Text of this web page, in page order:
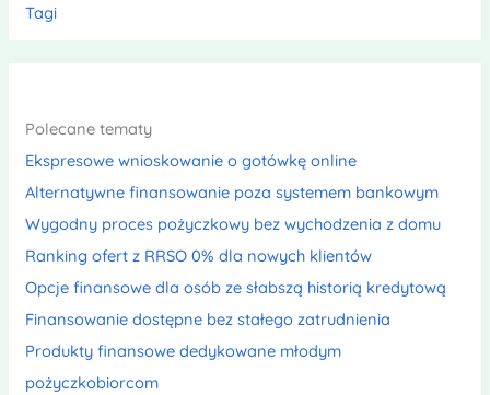
Tagi
Polecane tematy
Ekspresowe wnioskowanie o gotówkę online
Alternatywne finansowanie poza systemem bankowym
Wygodny proces pożyczkowy bez wychodzenia z domu
Ranking ofert z RRSO 0% dla nowych klientów
Opcje finansowe dla osób ze słabszą historią kredytową
Finansowanie dostępne bez stałego zatrudnienia
Produkty finansowe dedykowane młodym
pożyczkobiorcom